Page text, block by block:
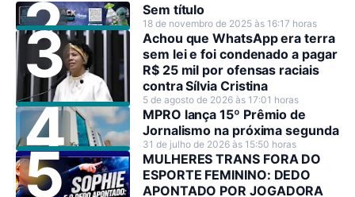
Sem título
18 de novembro de 2025 às 16:17 horas
Achou que WhatsApp era terra
sem lei e foi condenado a pagar
R$ 25 mil por ofensas raciais
contra Sílvia Cristina
5 de agosto de 2026 às 17:01 horas
MPRO lança 15º Prêmio de
Jornalismo na próxima segunda
31 de julho de 2026 às 15:50 horas
MULHERES TRANS FORA DO
ESPORTE FEMININO: DEDO
APONTADO POR JOGADORA